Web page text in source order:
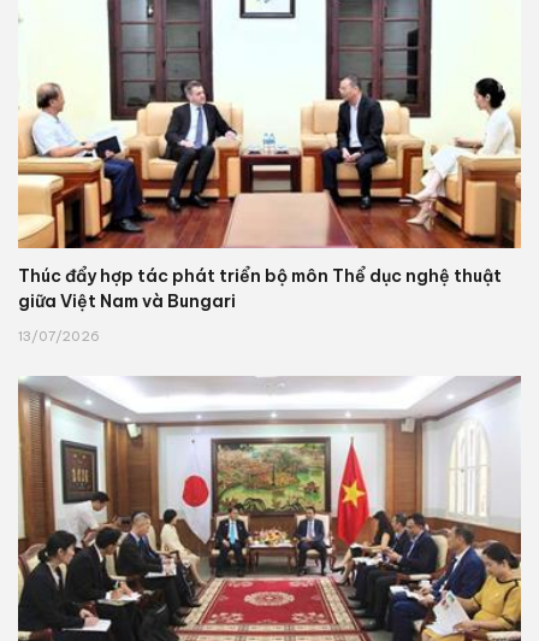
Thúc đẩy hợp tác phát triển bộ môn Thể dục nghệ thuật
giữa Việt Nam và Bungari
13/07/2026